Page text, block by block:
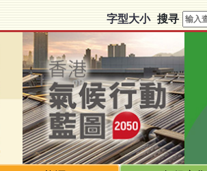
字型大小 搜寻